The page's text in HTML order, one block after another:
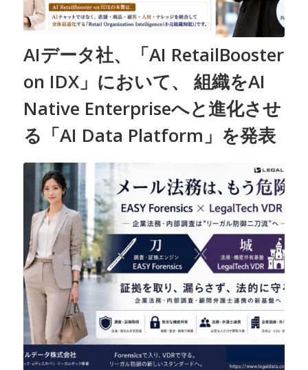
AIデータ社、「AI RetailBooster
on IDX」において、 組織をAI
Native Enterpriseへと進化させ
る「AI Data Platform」を発表